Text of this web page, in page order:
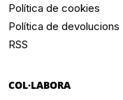
Política de cookies
Política de devolucions
RSS
COL·LABORA